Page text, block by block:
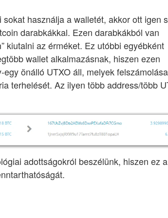
használja a walletét, akkor ott igen
darabkákkal. Ezen darabkákból van
kiutalni az érméket. Ez utóbbi egyébként
wallet alkalmazásnak, hiszen ezen
egy önálló UTXO áll, melyek felszámolása
terhelését. Az ilyen több address/több
adottságokról beszélünk, hiszen ez